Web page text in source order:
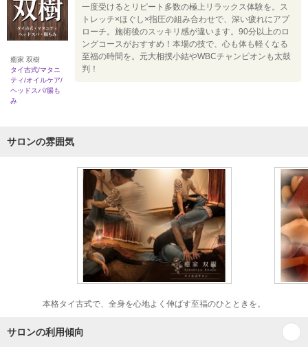
癒家 双樹
タイ古式/マタニ
ティ/オイルケア/
ヘッドスパ/腸も
み
一度受けるとリピート多数の極上リラックス体験を。ス
トレッチ×ほぐし×指圧の組み合わせで、深い疲れにアプ
ローチ。施術後のスッキリ感が違います。90分以上のロ
ングコースがおすすめ！本場の技で、心も体も軽くなる
至福の時間を。元大相撲小結やWBCチャンピオンも太鼓
判！
サロンの雰囲気
本格タイ古式で、全身を心地よく伸ばす至福のひとときを。
サロンの利用傾向